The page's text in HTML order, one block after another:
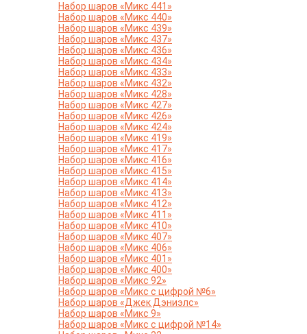
Набор шаров «Микс 441»
Набор шаров «Микс 440»
Набор шаров «Микс 439»
Набор шаров «Микс 437»
Набор шаров «Микс 436»
Набор шаров «Микс 434»
Набор шаров «Микс 433»
Набор шаров «Микс 432»
Набор шаров «Микс 428»
Набор шаров «Микс 427»
Набор шаров «Микс 426»
Набор шаров «Микс 424»
Набор шаров «Микс 419»
Набор шаров «Микс 417»
Набор шаров «Микс 416»
Набор шаров «Микс 415»
Набор шаров «Микс 414»
Набор шаров «Микс 413»
Набор шаров «Микс 412»
Набор шаров «Микс 411»
Набор шаров «Микс 410»
Набор шаров «Микс 407»
Набор шаров «Микс 406»
Набор шаров «Микс 401»
Набор шаров «Микс 400»
Набор шаров «Микс 92»
Набор шаров «Микс с цифрой №6»
Набор шаров «Джек Дэниэлс»
Набор шаров «Микс 9»
Набор шаров «Микс с цифрой №14»